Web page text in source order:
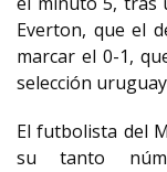
Everton, que el
marcar el 0-1,
selección
El futbolista del
su tanto